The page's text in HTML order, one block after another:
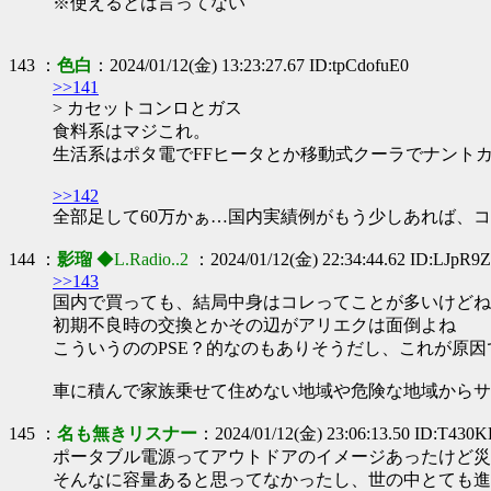
143 ： 色白 ：2024/01/12(金) 13:23:27.67 ID:tpCdofuE0
>>141
> カセットコンロとガス
食料系はマジこれ。
生活系はポタ電でFFヒータとか移動式クーラでナント
>>142
全部足して60万かぁ…国内実績例がもう少しあれば、
144 ： 影瑠 ◆L.Radio..2
：2024/01/12(金) 22:34:44.62
>>143
国内で買っても、結局中身はコレってことが多いけどね
初期不良時の交換とかその辺がアリエクは面倒よね
こういうののPSE？的なのもありそうだし、これが原
車に積んで家族乗せて住めない地域や危険な地域から
145 ： 名も無きリスナー ：2024/01/12(金) 23:06:13.50
ポータブル電源ってアウトドアのイメージあったけど
そんなに容量あると思ってなかったし、世の中とても